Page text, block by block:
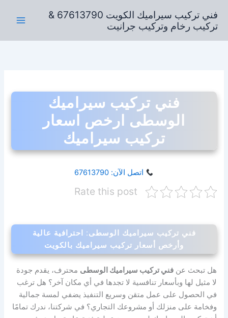
المحتوى
فني تركيب سيراميك الكويت 67613790 &
تركيب رخام وتركيب جرانيت
فني تركيب سيراميك
الوسطى ارخص اسعار
تركيب سيراميك
اتصل الآن: 67613790
Rate this post
فني تركيب سيراميك الوسطى: احترافية عالية
وأرخص أسعار تركيب سيراميك بالكويت
هل تبحث عنفني تركيب سيراميك الوسطى محترف، يقدم جودة
لا مثيل لها وبأسعار تنافسية لا تجدها في أي مكان آخر؟ هل ترغب
في الحصول على عمل متقن وسريع التنفيذ يضفي لمسة جمالية
وفخامة على منزلك أو مشروعك التجاري؟ في شركتنا، ندرك تمامًا